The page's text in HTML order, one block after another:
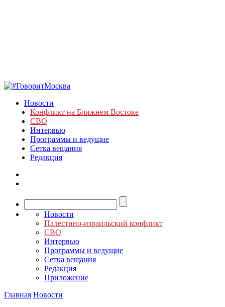
Новости
Конфликт на Ближнем Востоке
СВО
Интервью
Программы и ведущие
Сетка вещания
Редакция
Новости
Палестино-израильский конфликт
СВО
Интервью
Программы и ведущие
Сетка вещания
Редакция
Приложение
Главная Новости